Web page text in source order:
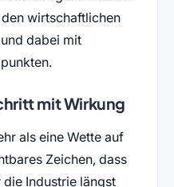
wirtschaftlichen
dabei mit
mit Wirkung
als eine Wette auf
Zeichen, dass
die Industrie längst